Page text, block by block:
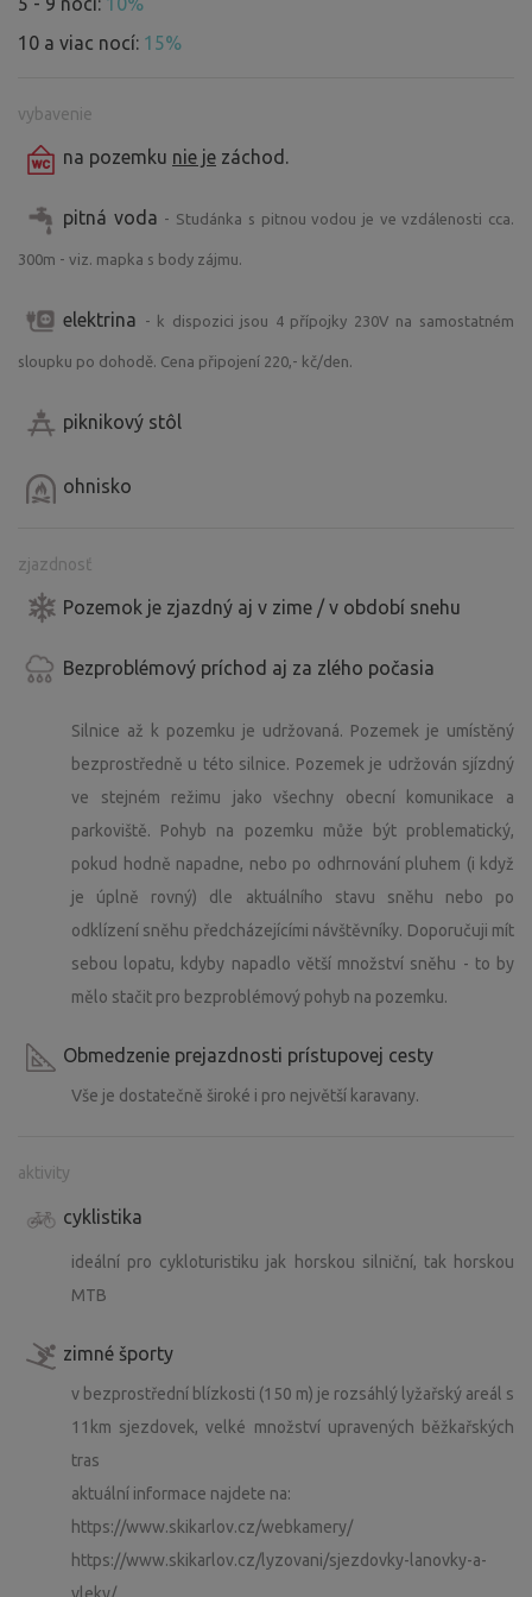
10 a viac nocí: 15%
vybavenie
na pozemku nie je záchod.
pitná voda - Studánka s pitnou vodou je ve vzdálenosti cca.
300m - viz. mapka s body zájmu.
elektrina - k dispozici jsou 4 přípojky 230V na samostatném
sloupku po dohodě. Cena připojení 220,- kč/den.
piknikový stôl
ohnisko
zjazdnosť
Pozemok je zjazdný aj v zime / v období snehu
Bezproblémový príchod aj za zlého počasia
Silnice až k pozemku je udržovaná. Pozemek je umístěný
bezprostředně u této silnice. Pozemek je udržován sjízdný
ve stejném režimu jako všechny obecní komunikace a
parkoviště. Pohyb na pozemku může být problematický,
pokud hodně napadne, nebo po odhrnování pluhem (i když
je úplně rovný) dle aktuálního stavu sněhu nebo po
odklízení sněhu předcházejícími návštěvníky. Doporučuji mít
sebou lopatu, kdyby napadlo větší množství sněhu - to by
mělo stačit pro bezproblémový pohyb na pozemku.
Obmedzenie prejazdnosti prístupovej cesty
Vše je dostatečně široké i pro největší karavany.
aktivity
cyklistika
ideální pro cykloturistiku jak horskou silniční, tak horskou
MTB
zimné športy
v bezprostřední blízkosti (150 m) je rozsáhlý lyžařský areál s
11km sjezdovek, velké množství upravených běžkařských
tras
aktuální informace najdete na:
https://www.skikarlov.cz/webkamery/
https://www.skikarlov.cz/lyzovani/sjezdovky-lanovky-a-